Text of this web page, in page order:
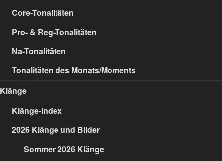
Core-Tonalitäten
Pro- & Reg-Tonalitäten
Na-Tonalitäten
Tonalitäten des Monats/Moments
Klänge
Klänge-Index
2026 Klänge und Bilder
Sommer 2026 Klänge